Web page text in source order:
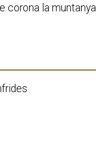
corona la muntanya.